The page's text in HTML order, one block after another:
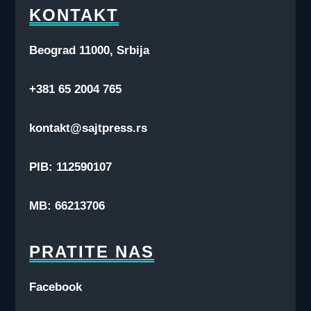
KONTAKT
Beograd 11000, Srbija
+381 65 2004 765
kontakt@sajtpress.rs
PIB: 112590107
MB: 66213706
PRATITE NAS
Facebook